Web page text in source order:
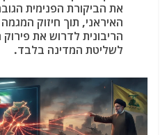
את הביקורת הפנימית
האיראני, תוך חיזוק
הריבונית לדרוש את
לשליטת המדינה בלבד.